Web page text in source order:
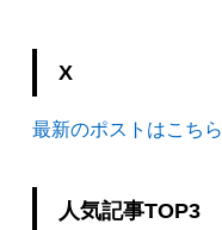
X
最新のポストはこちら
人気記事TOP3